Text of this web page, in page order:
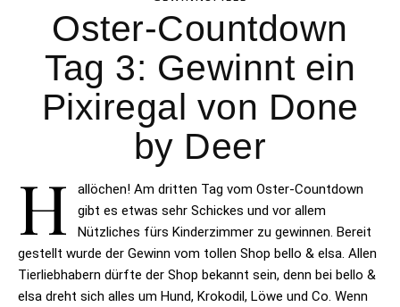
Oster-Countdown
Tag 3: Gewinnt ein
Pixiregal von Done
by Deer
H
allöchen! Am dritten Tag vom Oster-Countdown
gibt es etwas sehr Schickes und vor allem
Nützliches fürs Kinderzimmer zu gewinnen. Bereit
gestellt wurde der Gewinn vom tollen Shop bello & elsa. Allen
Tierliebhabern dürfte der Shop bekannt sein, denn bei bello &
elsa dreht sich alles um Hund, Krokodil, Löwe und Co. Wenn